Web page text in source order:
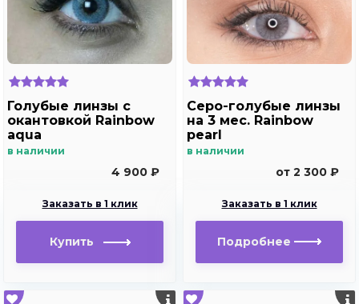
Голубые линзы с
окантовкой Rainbow
aqua
в наличии
4 900 ₽
Заказать в 1 клик
Серо-голубые линзы
на 3 мес. Rainbow
pearl
в наличии
от 2 300 ₽
Заказать в 1 клик
Подробнее